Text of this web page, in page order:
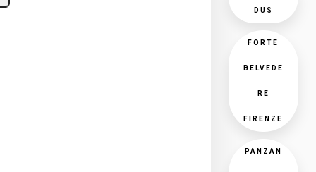
DUS
FORTE
BELVEDE
RE
FIRENZE
PANZAN